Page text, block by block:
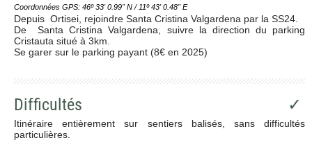
Coordonnées GPS: 46º 33' 0.99'' N / 11º 43' 0.48'' E
Depuis Ortisei, rejoindre Santa Cristina Valgardena par la SS24.
De Santa Cristina Valgardena, suivre la direction du parking
Cristauta situé à 3km.
Se garer sur le parking payant (8€ en 2025)
Difficultés ✓
Itinéraire entièrement sur sentiers balisés, sans difficultés
particulières.